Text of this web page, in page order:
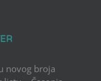
novog broja